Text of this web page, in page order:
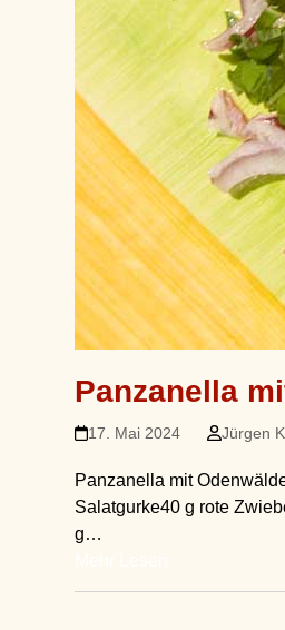
Panzanella
17. Mai 2024 Jürgen
Panzanella mit
Salatgurke40 g rote
g…